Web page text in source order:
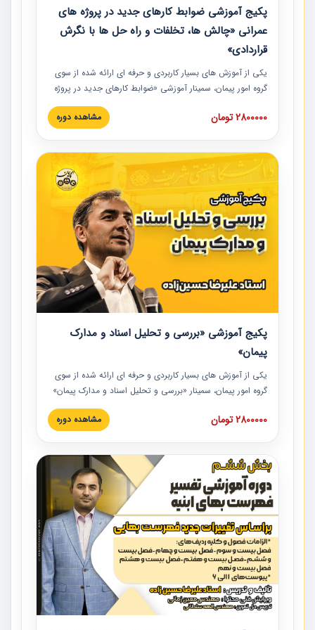
پکیج آموزشی ضوابط کارهای جدید در پروژه های
عمرانی «چالش ها، تخلفات و راه حل ها با نگرش
قراردادی»
یکی از آموزش‏‏‏‏‏‏ های بسیار کاربردی و حرفه‏ ای ارائه شده از سوی
گروه امور پیمان، سمینار آموزشی «ضوابط کارهای جدید در پروژه
های عمرانی» چالش ها، تخلفات و راه حل ها با نگرش قراردادی
است که در محل سندیکای شرکت های ساختمانی کشور ارائه شد.
مدارک پیمان به همراه تجربیات عملی ارائه شده است.
2800000 تومان مشاهده دوره
پکیج آموزشی «بررسی و تحلیل اسناد و مدارک
پیمان»
یکی از آموزش‏‏‏‏‏‏ های بسیار کاربردی و حرفه‏ ای ارائه شده از سوی
گروه امور پیمان، سمینار «بررسی و تحلیل اسناد و مدارک پیمان»
است که در دانشگاه صنعتی شریف ارائه شد. در این آموزش
نکات کلیدی مربوط به اسناد و مدارک پیمان، اولویت بندی اسناد
پیمان به همراه تجربیات عملی در این خصوص ارائه شده است.
2800000 تومان مشاهده دوره